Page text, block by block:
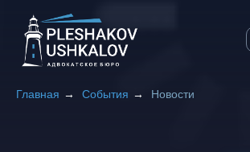
Главная → События → Новости